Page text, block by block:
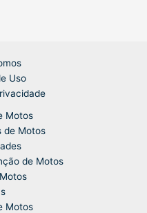
Uso
Motos
de Motos
de Motos
Motos